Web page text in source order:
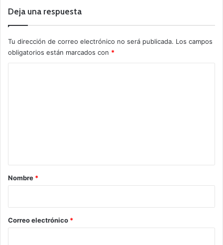
Deja una respuesta
Tu dirección de correo electrónico no será publicada. Los campos
obligatorios están marcados con *
r
*
Nombre *
Correo electrónico *